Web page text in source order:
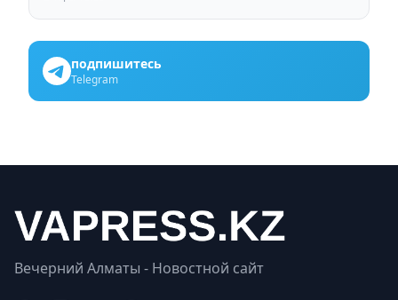
подпишитесь
Telegram
Вечерний Алматы - Новостной сайт